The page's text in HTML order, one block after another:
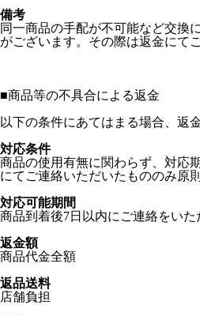
備考
同一商品の手配が不可能など交換
がございます。その際は返金にて
■商品等の不具合による返金
以下の条件にあてはまる場合、返
対応条件
商品の使用有無に関わらず、対応
にてご連絡いただいたもののみ原
対応可能期間
商品到着後7日以内にご連絡をいた
返金額
商品代金全額
返品送料
店舗負担